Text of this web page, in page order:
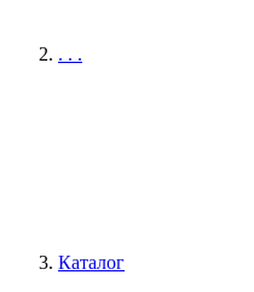
. . .
Каталог